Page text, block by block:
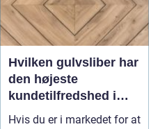
Hvilken gulvsliber har
den højeste
kundetilfredshed i
Ikast?
Hvis du er i markedet for at